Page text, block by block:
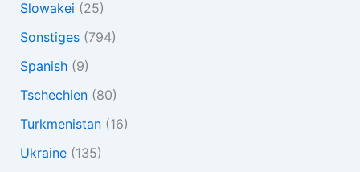
Slowakei (25)
Sonstiges(794)
Spanish(9)
Tschechien(80)
Turkmenistan(16)
Ukraine(135)